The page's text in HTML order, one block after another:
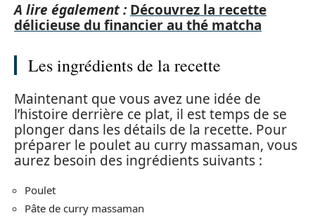
A lire également : Découvrez la recette
délicieuse du financier au thé matcha
Les ingrédients de la recette
Maintenant que vous avez une idée de
l’histoire derrière ce plat, il est temps de se
plonger dans les détails de la recette. Pour
préparer le poulet au curry massaman, vous
aurez besoin des ingrédients suivants :
Poulet
Pâte de curry massaman